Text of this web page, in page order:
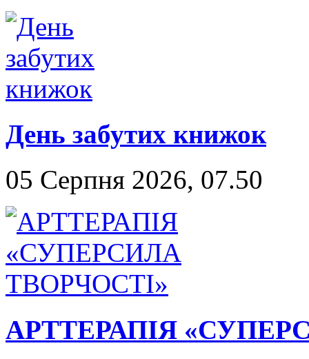
День забутих книжок
05 Серпня 2026, 07.50
АРТТЕРАПІЯ